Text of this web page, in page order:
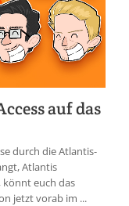
auf das
durch die Atlantis-
Atlantis
euch das
jetzt vorab im ...